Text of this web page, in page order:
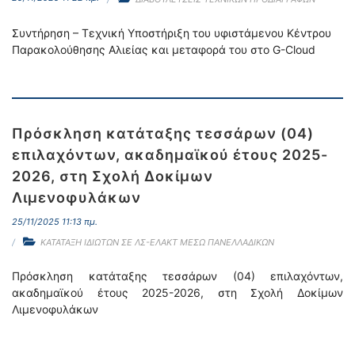
Συντήρηση – Τεχνική Υποστήριξη του υφιστάμενου Κέντρου
Παρακολούθησης Αλιείας και μεταφορά του στο G-Cloud
Πρόσκληση κατάταξης τεσσάρων (04)
επιλαχόντων, ακαδημαϊκού έτους 2025-
2026, στη Σχολή Δοκίμων
Λιμενοφυλάκων
25/11/2025 11:13 πμ.
ΚΑΤΑΤΑΞΗ ΙΔΙΩΤΩΝ ΣΕ ΛΣ-ΕΛΑΚΤ ΜΕΣΩ ΠΑΝΕΛΛΑΔΙΚΩΝ
Πρόσκληση κατάταξης τεσσάρων (04) επιλαχόντων,
ακαδημαϊκού έτους 2025-2026, στη Σχολή Δοκίμων
Λιμενοφυλάκων